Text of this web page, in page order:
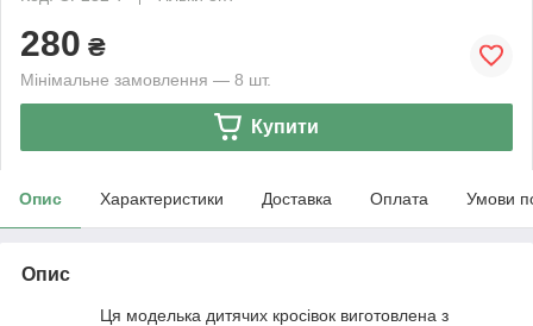
280 ₴
Мінімальне замовлення — 8 шт.
Купити
Опис Характеристики Доставка Оплата Умови
Опис
Ця моделька дитячих кросівок виготовлена з